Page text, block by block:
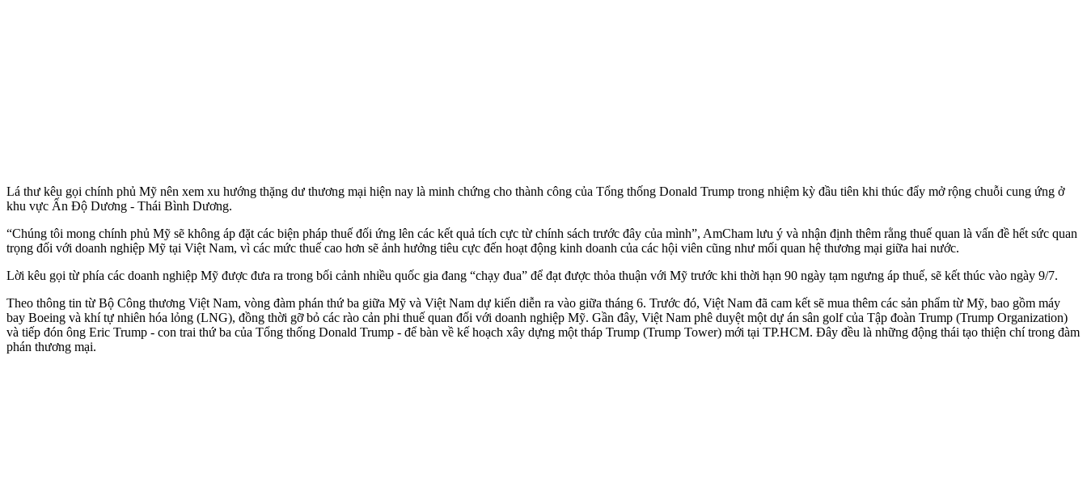
Lá thư kêu gọi chính phủ Mỹ nên xem xu hướng thặng dư thương mại hiện nay là minh chứng cho thành công của Tổng thống Donald Trump trong nhiệm kỳ đầu tiên khi thúc đẩy mở rộng chuỗi cung ứng ở
khu vực Ấn Độ Dương - Thái Bình Dương.
“Chúng tôi mong chính phủ Mỹ sẽ không áp đặt các biện pháp thuế đối ứng lên các kết quả tích cực từ chính sách trước đây của mình”, AmCham lưu ý và nhận định thêm rằng thuế quan là vấn đề hết sức quan
trọng đối với doanh nghiệp Mỹ tại Việt Nam, vì các mức thuế cao hơn sẽ ảnh hưởng tiêu cực đến hoạt động kinh doanh của các hội viên cũng như mối quan hệ thương mại giữa hai nước.
Lời kêu gọi từ phía các doanh nghiệp Mỹ được đưa ra trong bối cảnh nhiều quốc gia đang “chạy đua” để đạt được thỏa thuận với Mỹ trước khi thời hạn 90 ngày tạm ngưng áp thuế, sẽ kết thúc vào ngày 9/7.
Theo thông tin từ Bộ Công thương Việt Nam, vòng đàm phán thứ ba giữa Mỹ và Việt Nam dự kiến diễn ra vào giữa tháng 6. Trước đó, Việt Nam đã cam kết sẽ mua thêm các sản phẩm từ Mỹ, bao gồm máy
bay Boeing và khí tự nhiên hóa lỏng (LNG), đồng thời gỡ bỏ các rào cản phi thuế quan đối với doanh nghiệp Mỹ. Gần đây, Việt Nam phê duyệt một dự án sân golf của Tập đoàn Trump (Trump Organization)
và tiếp đón ông Eric Trump - con trai thứ ba của Tổng thống Donald Trump - để bàn về kế hoạch xây dựng một tháp Trump (Trump Tower) mới tại TP.HCM. Đây đều là những động thái tạo thiện chí trong đàm
phán thương mại.